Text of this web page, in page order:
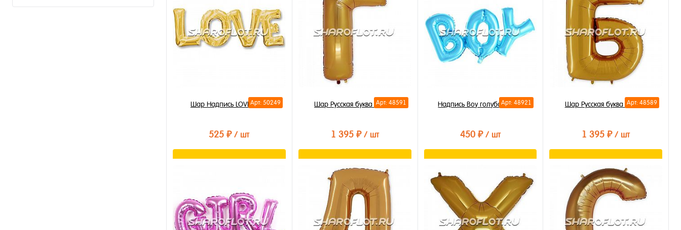
Арт: 50249
Шар Надпись LOVE 60см
525 ₽/ шт
Купить в 1 клик
В избранное
В наличии
Арт: 48591
Шар Русская буква Г 85см
1 395 ₽ / шт
Купить в 1 клик
В избранное
В наличии
Арт: 48921
Надпись Boy голубая 84см
450 ₽ / шт
Купить в 1 клик
В избранное
В наличии
Арт: 48589
Шар Русская буква Б 85см
1 395 ₽/ шт
Купить в 1 клик
В избранное
В наличии